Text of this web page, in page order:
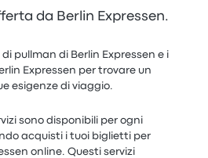
da Berlin Expressen.
pullman di Berlin Expressen e i
Expressen per trovare un
esigenze di viaggio.
sono disponibili per ogni
acquisti i tuoi biglietti per
online. Questi servizi